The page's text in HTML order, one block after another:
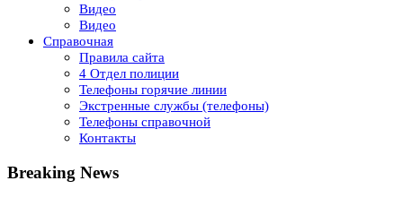
Видео
Видео
Справочная
Правила сайта
4 Отдел полиции
Телефоны горячие линии
Экстренные службы (телефоны)
Телефоны справочной
Контакты
Breaking News